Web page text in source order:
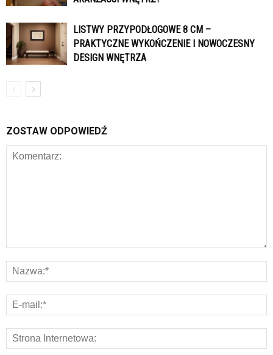
LISTWY PRZYPODŁOGOWE 8 CM –
PRAKTYCZNE WYKOŃCZENIE I NOWOCZESNY
DESIGN WNĘTRZA
ZOSTAW ODPOWIEDŹ